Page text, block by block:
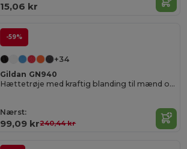
15,06 kr
-59%
+34
Gildan GN940
Hættetrøje med kraftig blanding til mænd og kvinder
Nærst:
99,09 kr240,44 kr